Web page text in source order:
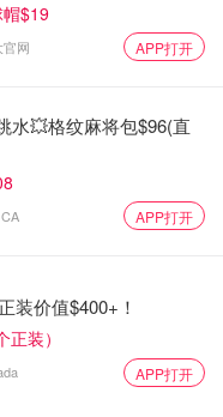
2A9
点击订餐-
！还可以额外加料！
$19
网 APP打开
水💥格纹麻将包$96(直
APP打开
装价值$400+！
装）
APP打开